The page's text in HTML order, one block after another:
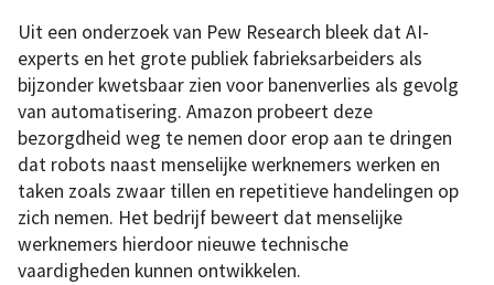
Uit een onderzoek van Pew Research bleek dat AI-
experts en het grote publiek fabrieksarbeiders als
bijzonder kwetsbaar zien voor banenverlies als gevolg
van automatisering. Amazon probeert deze
bezorgdheid weg te nemen door erop aan te dringen
dat robots naast menselijke werknemers werken en
taken zoals zwaar tillen en repetitieve handelingen op
zich nemen. Het bedrijf beweert dat menselijke
werknemers hierdoor nieuwe technische
vaardigheden kunnen ontwikkelen.